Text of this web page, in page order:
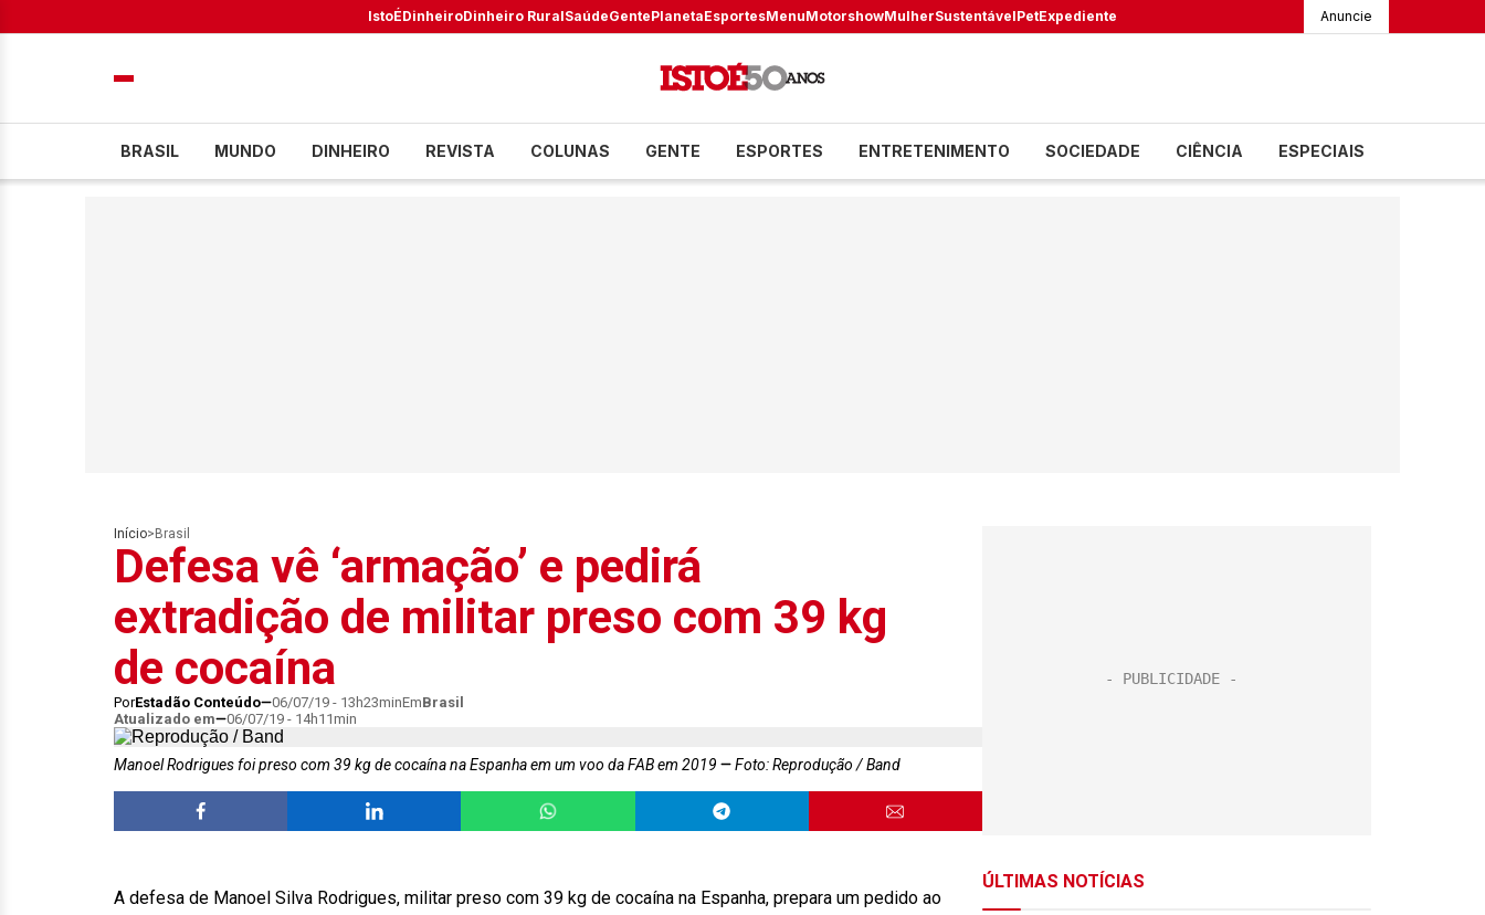
IstoÉDinheiroDinheiro RuralSaúdeGentePlanetaEsportesMenuMotorshowMulherSustentávelPetExpediente Anuncie
BRASIL MUNDO DINHEIRO REVISTA COLUNAS GENTE ESPORTES ENTRETENIMENTO SOCIEDADE CIÊNCIA ESPECIAIS
Início> Brasil
Defesa vê ‘armação’ e pedirá
extradição de militar preso com 39 kg
de cocaína
PorEstadão Conteúdo 06/07/19 - 13h23minEmBrasil
Atualizado em
06/07/19 - 14h11min
Manoel Rodrigues foi preso com 39 kg de cocaína na Espanha em um voo da FAB em 2019 Foto: Reprodução / Band
A defesa de Manoel Silva Rodrigues, militar preso com 39 kg de cocaína na Espanha, prepara um pedido ao